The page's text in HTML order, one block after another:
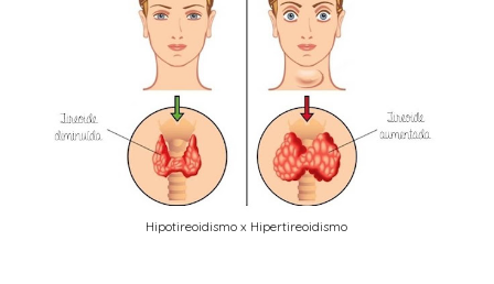
Hipotireoidismo x Hipertireoidismo